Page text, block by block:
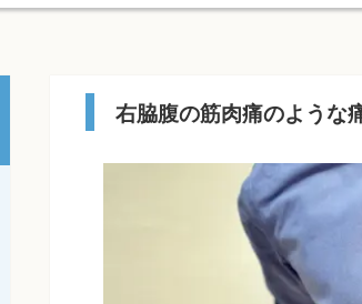
右脇腹の筋肉痛のような